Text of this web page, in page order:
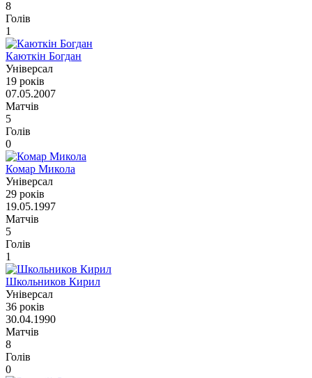
8
Голів
1
Каюткін Богдан
Універсал
19 років
07.05.2007
Матчів
5
Голів
0
Комар Микола
Універсал
29 років
19.05.1997
Матчів
5
Голів
1
Школьников Кирил
Універсал
36 років
30.04.1990
Матчів
8
Голів
0